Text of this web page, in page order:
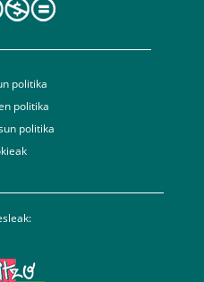
politika
politika
politika